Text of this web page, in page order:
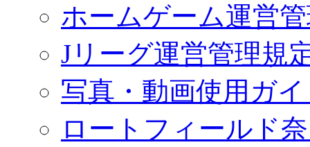
ホームゲーム運営
Jリーグ運営管理規
写真・動画使用ガ
ロートフィールド